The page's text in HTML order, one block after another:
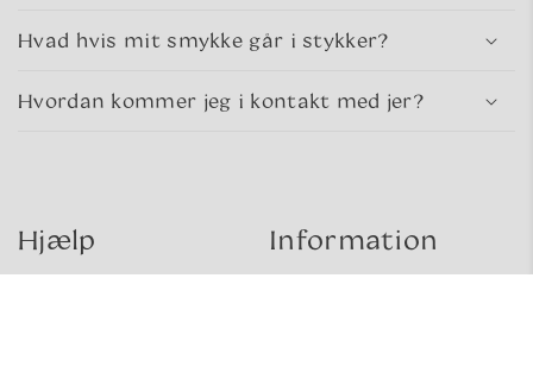
Hvad hvis mit smykke går i stykker?
Hvordan kommer jeg i kontakt med jer?
Hjælp Information